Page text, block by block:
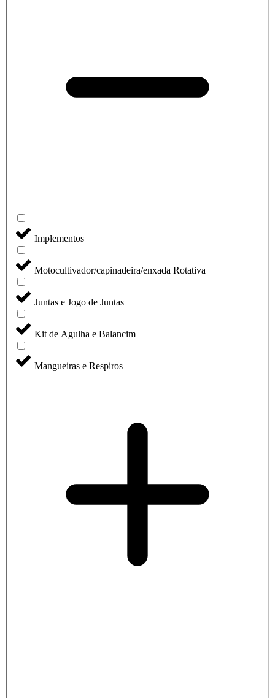
Implementos
Motocultivador/capinadeira/enxada Rotativa
Juntas e Jogo de Juntas
Kit de Agulha e Balancim
Mangueiras e Respiros